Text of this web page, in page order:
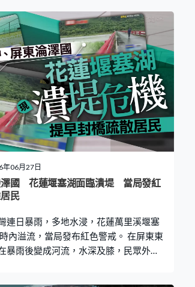
羊仔穿梭羅馬各地。 當年推出的綿羊仔
的產物，在一名飛機廠商老闆與工程師
引擎發出的聲響，以意大利文中黃鋒
士牌。約十年後便在全球產銷約100萬
2,000萬台。 綿羊仔文化可能亦來自某
，不過有汽車和駕駛專家提醒，雖然綿
計上較其他電單車安全，但亦要留意其
偏低、偏後、輪胎細窄，在入彎位及起
注意可能較難操控的情況，亦可能有避
較長的情況。
年06月27日
澤國 花蓮堰塞湖面臨潰堤 當局發紅
民
連日暴雨，多地水浸，花蓮萬里溪堰塞
內溢流，當局發布紅色警戒。 在屏東東
暴雨後變成河流，水深及膝，民眾外出